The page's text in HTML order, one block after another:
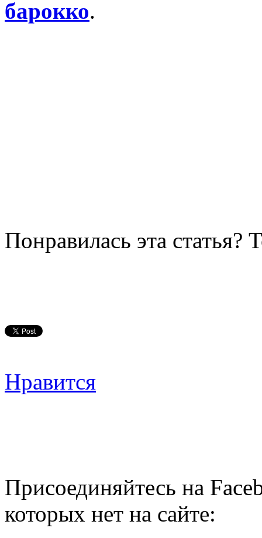
барокко.
Понравилась эта статья?
Нравится
Присоединяйтесь на
которых нет на сайте: